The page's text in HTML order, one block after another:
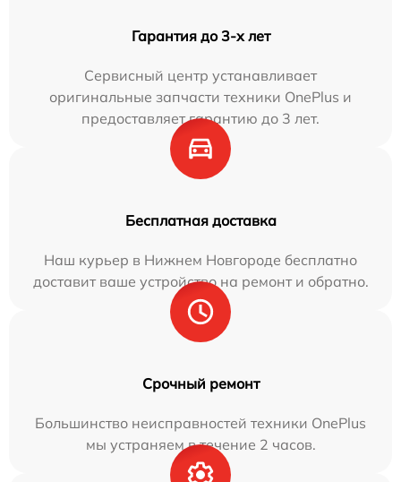
Гарантия до 3-х лет
Сервисный центр устанавливает
оригинальные запчасти техники OnePlus и
предоставляет гарантию до 3 лет.
Бесплатная доставка
Наш курьер в Нижнем Новгороде бесплатно
доставит ваше устройство на ремонт и обратно.
Срочный ремонт
Большинство неисправностей техники OnePlus
мы устраняем в течение 2 часов.